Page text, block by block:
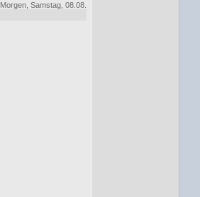
Morgen, Samstag, 08.08.